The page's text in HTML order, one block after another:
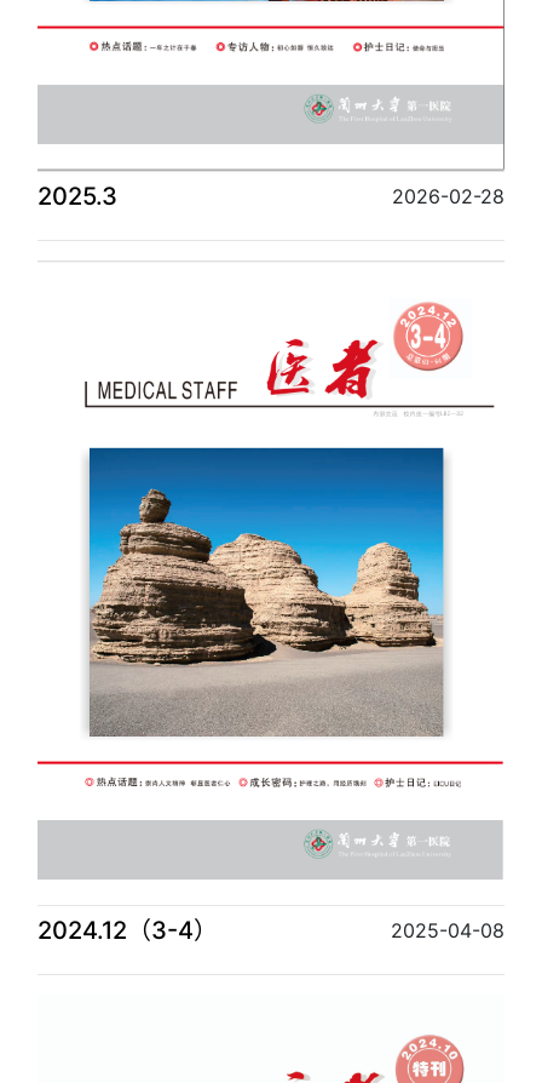
2025.3 2026-02-28
2024.12（3-4） 2025-04-08